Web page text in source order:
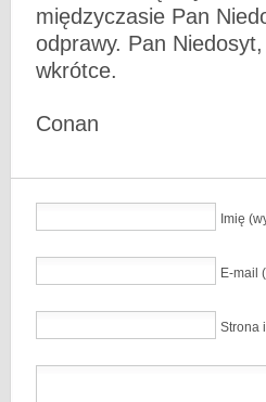
międzyczasie Pan
odprawy. Pan
wkrótce.
Conan
Imię
E-mail
Strona